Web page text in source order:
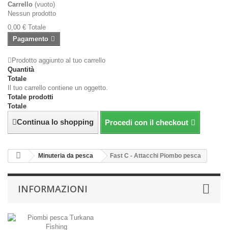
Carrello (vuoto)
Nessun prodotto
0,00 € Totale
Pagamento
Prodotto aggiunto al tuo carrello
Quantità
Totale
Il tuo carrello contiene un oggetto.
Totale prodotti
Totale
Continua lo shopping Procedi con il checkout
Minuteria da pesca Fast C - Attacchi Piombo pesca
INFORMAZIONI